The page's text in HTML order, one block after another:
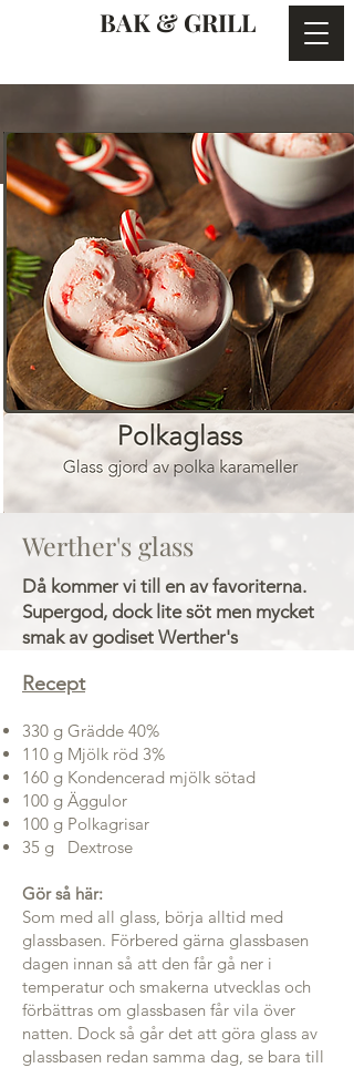
BAK & GRILL
Werther's glass
Då kommer vi till en av favoriterna.
Supergod, dock lite söt men mycket
smak av godiset Werther's
Recept
330 g Grädde 40%
110 g Mjölk röd 3%
160 g Kondencerad mjölk sötad
100 g Äggulor
100 g Polkagrisar
35 g Dextrose
Gör så här:
Som med all glass, börja alltid med
glassbasen. Förbered gärna glassbasen
dagen innan så att den får gå ner i
temperatur och smakerna utvecklas och
förbättras om glassbasen får vila över
natten. Dock så går det att göra glass av
glassbasen redan samma dag, se bara till